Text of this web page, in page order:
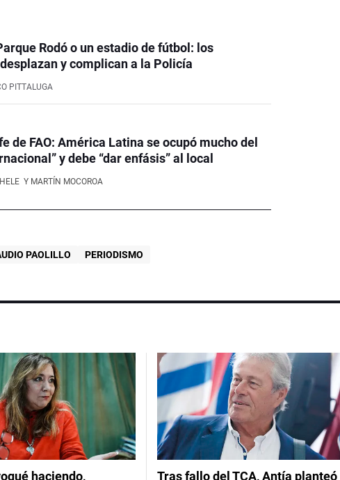
Rodó o un estadio de fútbol: los
y complican a la Policía
PITTALUGA
de FAO: América Latina se ocupó mucho del
y debe “dar enfásis” al local
Y MARTÍN MOCOROA
PAOLILLO PERIODISMO
haciendo,
Tras fallo del TCA, Antía planteó